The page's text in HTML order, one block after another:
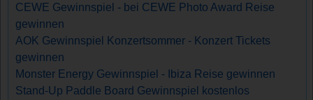
CEWE Gewinnspiel - bei CEWE Photo Award Reise
gewinnen
AOK Gewinnspiel Konzertsommer - Konzert Tickets
gewinnen
Monster Energy Gewinnspiel - Ibiza Reise gewinnen
Stand-Up Paddle Board Gewinnspiel kostenlos